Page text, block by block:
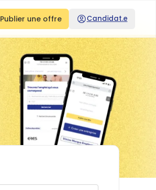
Publier une offre Candidat.e